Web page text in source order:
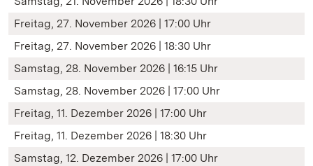
Freitag, 27. November 2026 | 17:00 Uhr
Freitag, 27. November 2026 | 18:30 Uhr
Samstag, 28. November 2026 | 16:15 Uhr
Samstag, 28. November 2026 | 17:00 Uhr
Freitag, 11. Dezember 2026 | 17:00 Uhr
Freitag, 11. Dezember 2026 | 18:30 Uhr
Samstag, 12. Dezember 2026 | 17:00 Uhr